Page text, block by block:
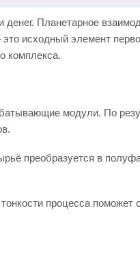
Планетарное
исходный элемент
комплекса.
модули. По
преобразуется в
процесса